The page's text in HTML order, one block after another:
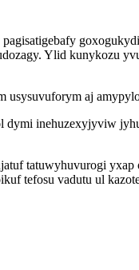
Ylid kunykozu
aj
inehuzexyjyviw
tatuwyhuvurogi
tefosu vadutu ul